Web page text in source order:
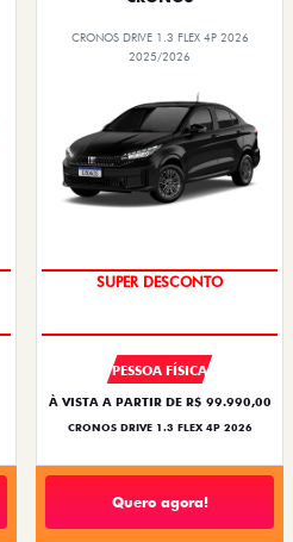
CRONOS DRIVE 1.3 FLEX 4P 2026
2025/2026
SUPER DESCONTO
PESSOA FÍSICA
À VISTA A PARTIR DE R$ 99.990,00
CRONOS DRIVE 1.3 FLEX 4P 2026
Quero agora!